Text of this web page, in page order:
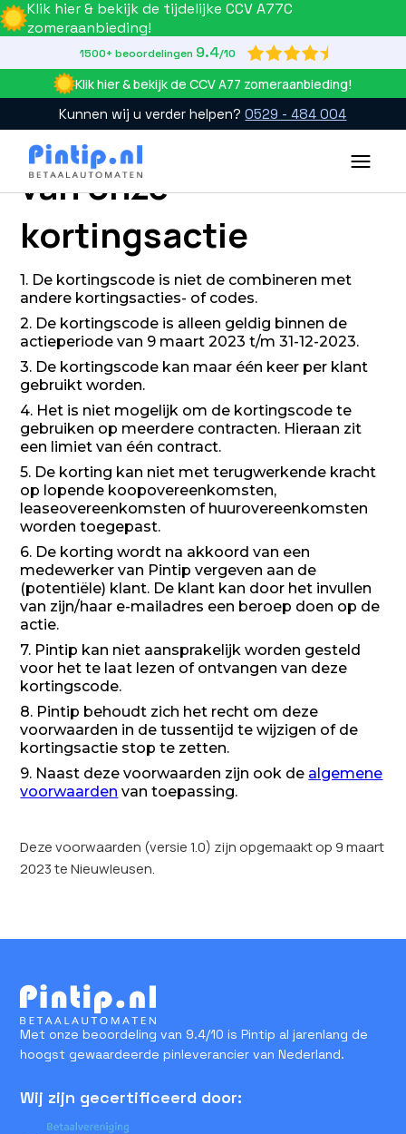
Klik hier & bekijk de tijdelijke CCV A77C
zomeraanbieding!
1500+ beoordelingen 9.4/10 
Klik hier & bekijk de CCV A77 zomeraanbieding!
Kunnen wij u verder helpen?0529 - 484 004
Actievoorwaarden
van onze
kortingsactie
1. De kortingscode is niet de combineren met
andere kortingsacties- of codes.
2. De kortingscode is alleen geldig binnen de
actieperiode van 9 maart 2023 t/m 31-12-2023.
3. De kortingscode kan maar één keer per klant
gebruikt worden.
4. Het is niet mogelijk om de kortingscode te
gebruiken op meerdere contracten. Hieraan zit
een limiet van één contract.
5. De korting kan niet met terugwerkende kracht
op lopende koopovereenkomsten,
leaseovereenkomsten of huurovereenkomsten
worden toegepast.
6. De korting wordt na akkoord van een
medewerker van Pintip vergeven aan de
(potentiële) klant. De klant kan door het invullen
van zijn/haar e-mailadres een beroep doen op de
actie.
7. Pintip kan niet aansprakelijk worden gesteld
voor het te laat lezen of ontvangen van deze
kortingscode.
8. Pintip behoudt zich het recht om deze
voorwaarden in de tussentijd te wijzigen of de
kortingsactie stop te zetten.
9. Naast deze voorwaarden zijn ook de algemene
voorwaarden van toepassing.
Deze voorwaarden (versie 1.0) zijn opgemaakt op 9 maart
2023 te Nieuwleusen.
Met onze beoordeling van 9.4/10 is Pintip al jarenlang de
hoogst gewaardeerde pinleverancier van Nederland.
Wij zijn gecertificeerd door: